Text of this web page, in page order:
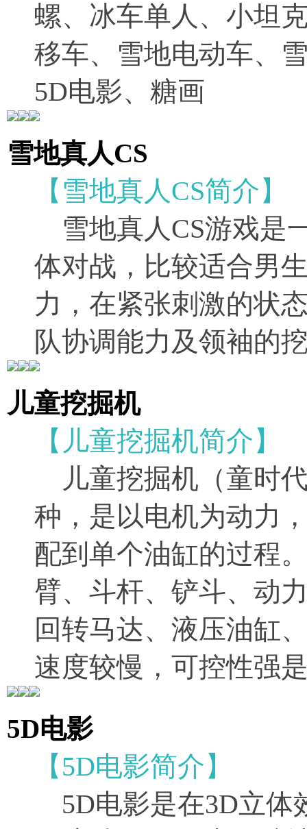
螺、冰车单人、小坦
移车、雪地电动车、
5D电影、糖画
雪地真人CS
【雪地真人CS简介】
雪地真人CS游戏是
体对战，比较适合男
力，在紧张刺激的状
队协调能力及领袖的
儿童挖掘机
【儿童挖掘机简介】
儿童挖掘机（童时
种，是以电机为动力
配到单个油缸的过程
臂、斗杆、铲斗、动
回转马达、液压油缸
速度较慢，可控性强
5D电影
【5D电影简介】
5D电影是在3D立体